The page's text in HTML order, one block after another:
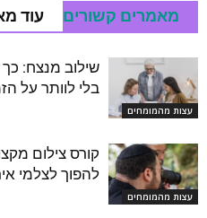
מאמרים קשורים עוד
עצות מהמומחים
שילוב מנצח: כך
בלי לוותר על
עצות מהמומחים
קורס צילום
להפוך לצלמי